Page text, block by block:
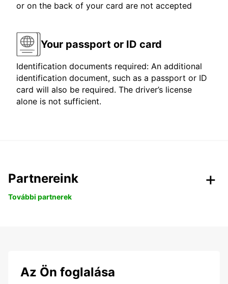
or on the back of your card are not accepted
Your passport or ID card
Identification documents required: An additional
identification document, such as a passport or ID
card will also be required. The driver’s license
alone is not sufficient.
Partnereink
További partnerek
Az Ön foglalása